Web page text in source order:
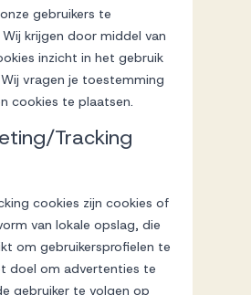
gebruikers te
krijgen door middel van
inzicht in het gebruik
vragen je toestemming
cookies te plaatsen.
Tracking
cookies zijn cookies of
van lokale opslag, die
om gebruikersprofielen te
doel om advertenties te
gebruiker te volgen op